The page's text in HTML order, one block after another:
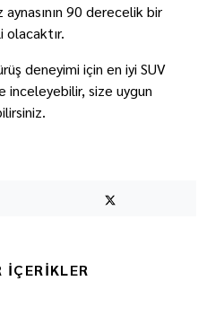
90 derecelik bir
olacaktır.
deneyimi için en iyi SUV
inceleyebilir, size uygun
İÇERİKLER